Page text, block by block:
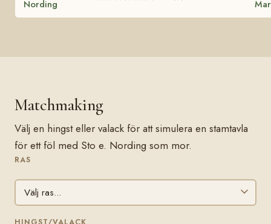
Nording
Matchmaking
Välj en hingst eller valack för att simulera en stamtavla
för ett föl med Sto e. Nording som mor.
RAS